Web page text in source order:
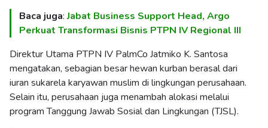
Baca juga:Jabat Business Support Head, Argo
Perkuat Transformasi Bisnis PTPN IV Regional III
Direktur Utama PTPN IV PalmCo Jatmiko K. Santosa
mengatakan, sebagian besar hewan kurban berasal dari
iuran sukarela karyawan muslim di lingkungan perusahaan.
Selain itu, perusahaan juga menambah alokasi melalui
program Tanggung Jawab Sosial dan Lingkungan (TJSL).